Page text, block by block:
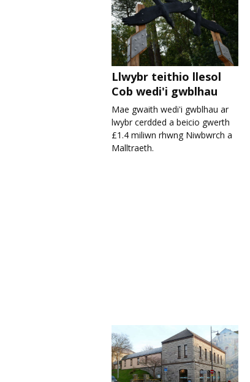
Llwybr teithio llesol
Cob wedi'i gwblhau
Mae gwaith wedi'i gwblhau ar
lwybr cerdded a beicio gwerth
£1.4 miliwn rhwng Niwbwrch a
Malltraeth.